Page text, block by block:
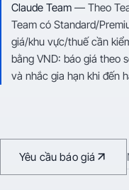
Claude Team — Theo
Team có Standard/
giá/khu vực/thuế cần
bằng VND: báo giá theo
và nhắc gia hạn khi đến
Yêu cầu báo giá